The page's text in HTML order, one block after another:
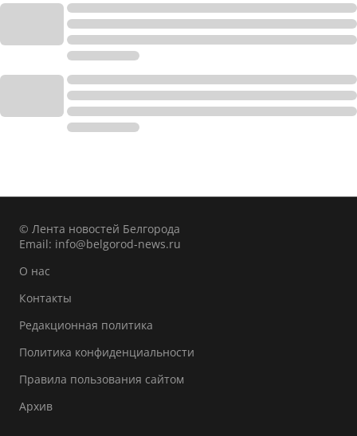
© Лента новостей Белгорода
Email: info@belgorod-news.ru
О нас
Контакты
Редакционная политика
Политика конфиденциальности
Правила пользования сайтом
Архив